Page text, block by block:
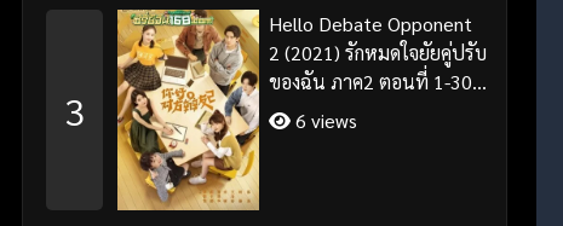
3
Hello Debate Opponent
2 (2021) รักหมดใจยัยคู่ปรับ
ของฉัน ภาค2 ตอนที่ 1-30
จบ ซับไทย
6 views